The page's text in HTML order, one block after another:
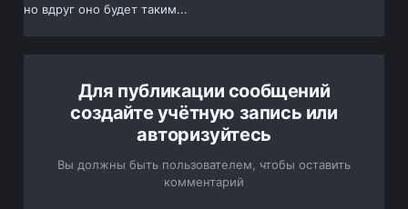
но вдруг оно будет таким...
Для публикации сообщений
создайте учётную запись или
авторизуйтесь
Вы должны быть пользователем, чтобы оставить
комментарий